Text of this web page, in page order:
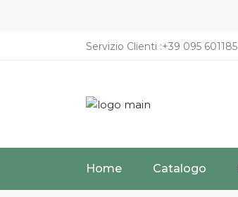
Servizio Clienti :+39 095 601185
Home Catalogo